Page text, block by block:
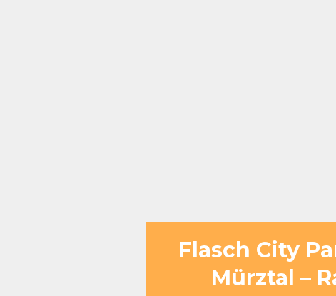
Flasch City
Mürztal –